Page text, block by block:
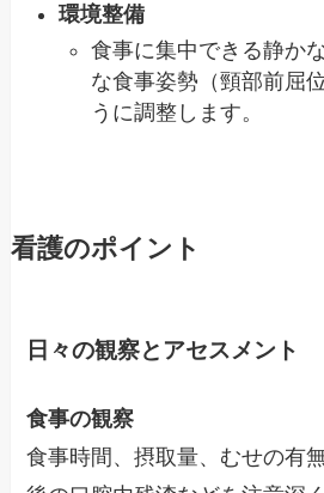
環境整備
食事に集中できる静か
な食事姿勢（頸部前屈
うに調整します。
看護のポイント
日々の観察とアセスメント
食事の観察
食事時間、摂取量、むせの有